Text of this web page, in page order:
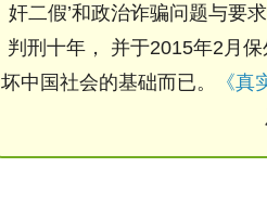
奸二假’和政治诈骗问题与要
判刑十年， 并于2015年2月保
坏中国社会的基础而已。
《真